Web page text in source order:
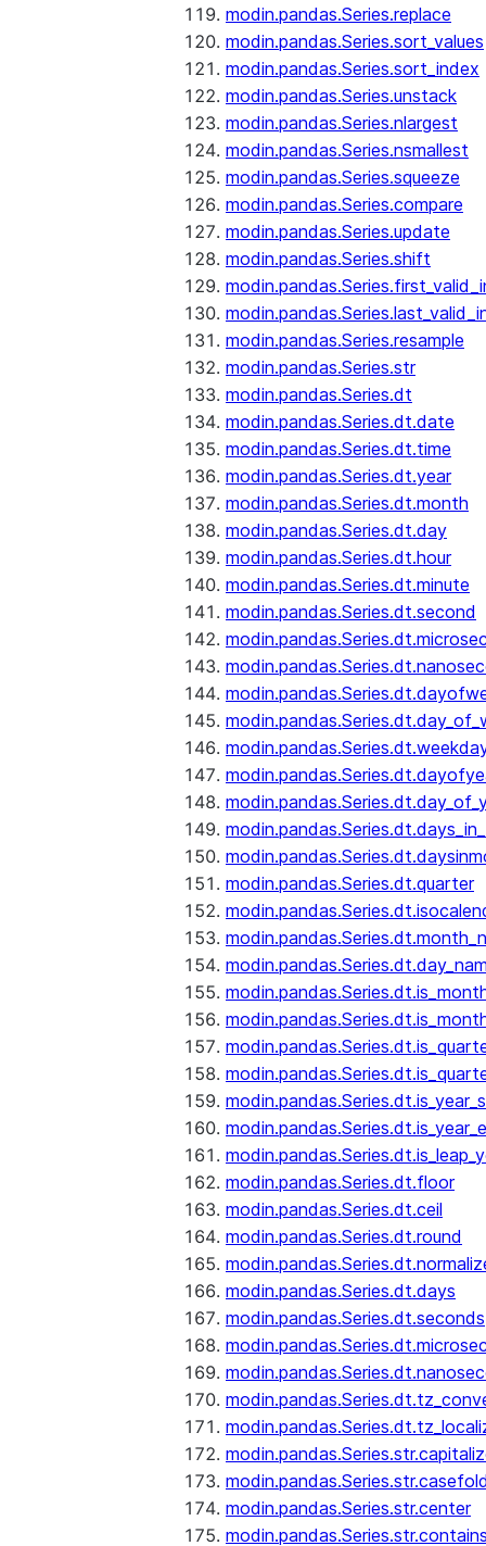
modin.pandas.Series.replace
modin.pandas.Series.sort_values
modin.pandas.Series.sort_index
modin.pandas.Series.unstack
modin.pandas.Series.nlargest
modin.pandas.Series.nsmallest
modin.pandas.Series.squeeze
modin.pandas.Series.compare
modin.pandas.Series.update
modin.pandas.Series.shift
modin.pandas.Series.resample
modin.pandas.Series.str
modin.pandas.Series.dt
modin.pandas.Series.dt.date
modin.pandas.Series.dt.time
modin.pandas.Series.dt.year
modin.pandas.Series.dt.month
modin.pandas.Series.dt.day
modin.pandas.Series.dt.hour
modin.pandas.Series.dt.minute
modin.pandas.Series.dt.second
modin.pandas.Series.dt.quarter
modin.pandas.Series.dt.floor
modin.pandas.Series.dt.ceil
modin.pandas.Series.dt.round
modin.pandas.Series.dt.days
modin.pandas.Series.dt.seconds
modin.pandas.Series.str.center